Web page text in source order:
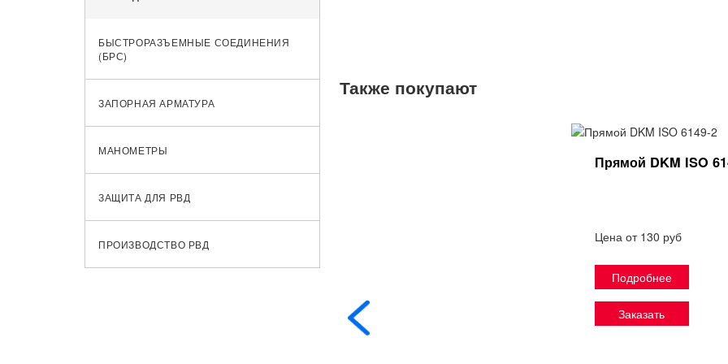
БЫСТРОРАЗЪЕМНЫЕ СОЕДИНЕНИЯ
(БРС)
ЗАПОРНАЯ АРМАТУРА
МАНОМЕТРЫ
ЗАЩИТА ДЛЯ РВД
ПРОИЗВОДСТВО РВД
Также покупают
Прямой DKM ISO
Цена от 130 руб
Подробнее
Заказать